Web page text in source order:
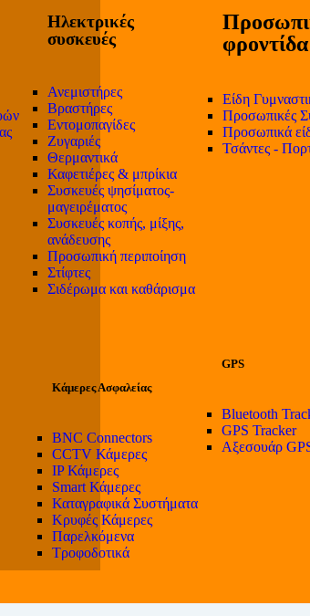
Ηλεκτρικές
συσκευές
Ανεμιστήρες
Βραστήρες
Εντομοπαγίδες
Ζυγαριές
Θερμαντικά
Καφετιέρες & μπρίκια
Συσκευές ψησίματος-
μαγειρέματος
Συσκευές κοπής, μίξης,
ανάδευσης
Προσωπική περιποίηση
Στίφτες
Σιδέρωμα και καθάρισμα
φροντίδα
Είδη
Προσωπικές
Προσωπικά
Τσάντες -
Κάμερες Ασφαλείας
BNC Connectors
CCTV Κάμερες
IP Κάμερες
Smart Κάμερες
Καταγραφικά Συστήματα
Κρυφές Κάμερες
Παρελκόμενα
Τροφοδοτικά
GPS
Bluetooth
GPS Tracker
Αξεσουάρ